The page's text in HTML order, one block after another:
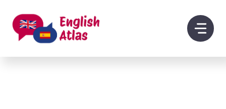
contenido